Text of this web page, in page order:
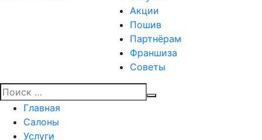
Акции
Пошив
Партнёрам
Франшиза
Советы
Главная
Салоны
Услуги